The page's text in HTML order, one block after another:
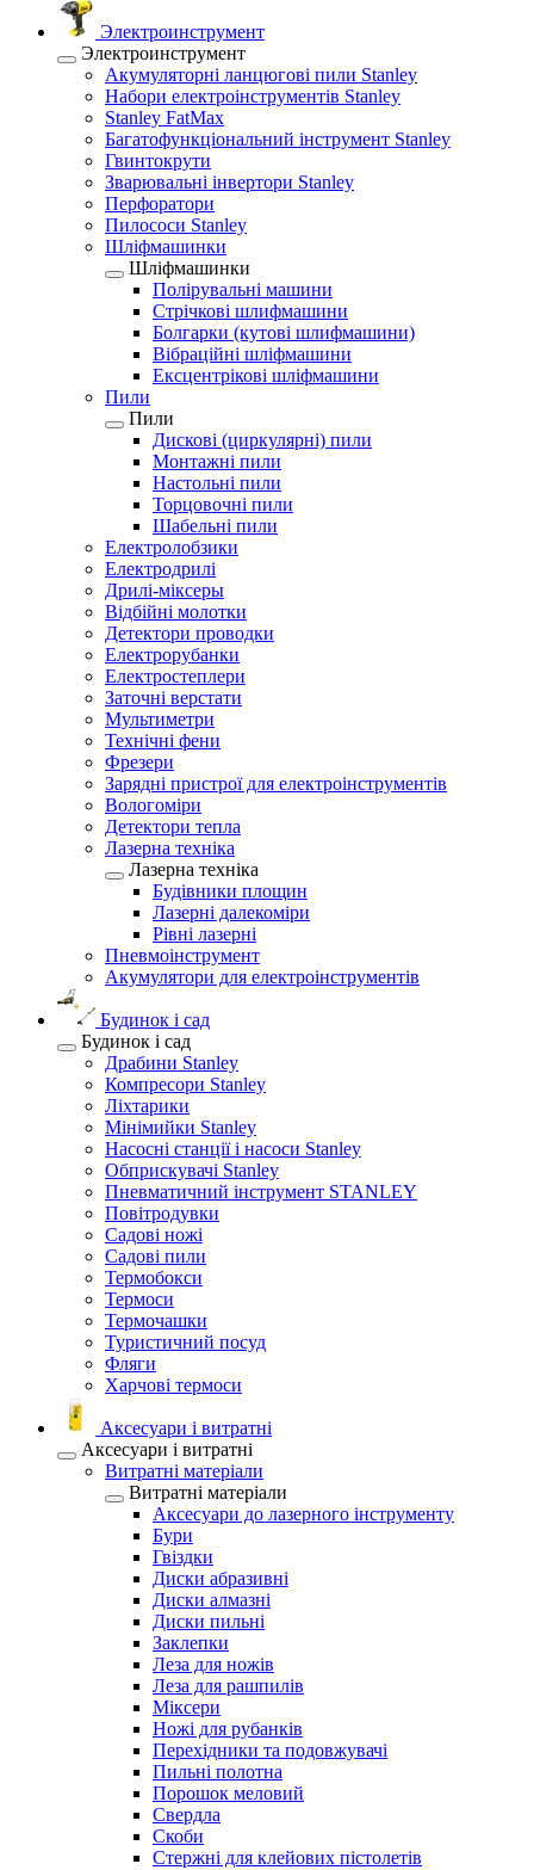
Электроинструмент
Электроинструмент
Акумуляторні ланцюгові пили Stanley
Набори електроінструментів Stanley
Stanley FatMax
Багатофункціональний інструмент Stanley
Гвинтокрути
Зварювальні інвертори Stanley
Перфоратори
Пилососи Stanley
Шліфмашинки
Шліфмашинки
Полірувальні машини
Стрічкові шлифмашини
Болгарки (кутові шлифмашини)
Вібраційні шліфмашини
Ексцентрікові шліфмашини
Пили
Пили
Дискові (циркулярні) пили
Монтажні пили
Настольні пили
Торцовочні пили
Шабельні пили
Електролобзики
Електродрилі
Дрилі-міксеры
Відбійні молотки
Детектори проводки
Електрорубанки
Електростеплери
Заточні верстати
Мультиметри
Технічні фени
Фрезери
Зарядні пристрої для електроінструментів
Вологоміри
Детектори тепла
Лазерна техніка
Лазерна техніка
Будівники площин
Лазерні далекоміри
Рівні лазерні
Пневмоінструмент
Акумулятори для електроінструментів
Будинок і сад
Будинок і сад
Драбини Stanley
Компресори Stanley
Ліхтарики
Мінімийки Stanley
Насосні станції і насоси Stanley
Обприскувачі Stanley
Пневматичний інструмент STANLEY
Повітродувки
Садові ножі
Садові пили
Термобокси
Термоси
Термочашки
Туристичний посуд
Фляги
Харчові термоси
Аксесуари і витратні
Аксесуари і витратні
Витратні матеріали
Витратні матеріали
Аксесуари до лазерного інструменту
Бури
Гвіздки
Диски абразивні
Диски алмазні
Диски пильні
Заклепки
Леза для ножів
Леза для рашпилів
Міксери
Ножі для рубанків
Перехідники та подовжувачі
Пильні полотна
Порошок меловий
Свердла
Скоби
Стержні для клейових пістолетів